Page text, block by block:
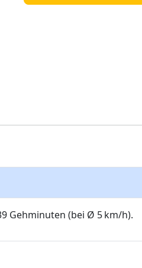
Gehminuten (bei Ø 5 km/h).